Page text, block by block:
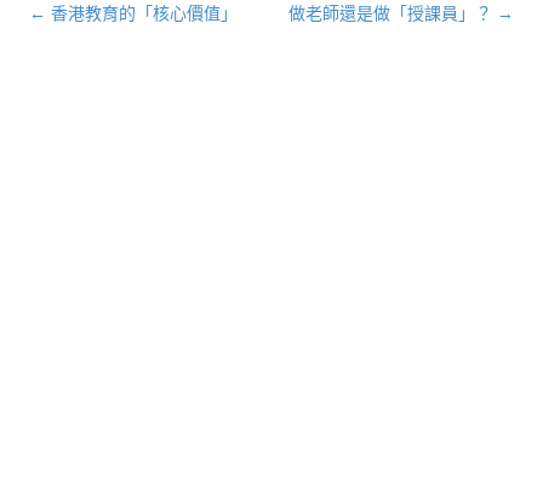
文章導航列
← 香港教育的「核心價值」 做老師還是做「授課員」？ →